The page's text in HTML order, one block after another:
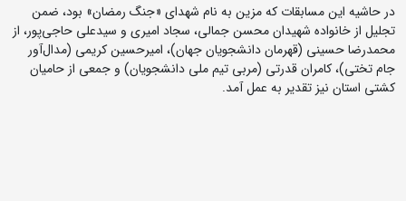
در حاشیه این مسابقات که مزین به نام شهدای «جنگ رمضان» بود، ضمن
تجلیل از خانواده شهیدان محسن جمالی، سجاد امیری و سیدعلی حاجی‌پور، از
محمدرضا حسینی (قهرمان دانشجویان جهان)، امیرحسین کریمی (مدال‌آور
جام تختی)، کامران قدرتی (مربی تیم ملی دانشجویان) و جمعی از حامیان
کشتی استان نیز تقدیر به عمل آمد.